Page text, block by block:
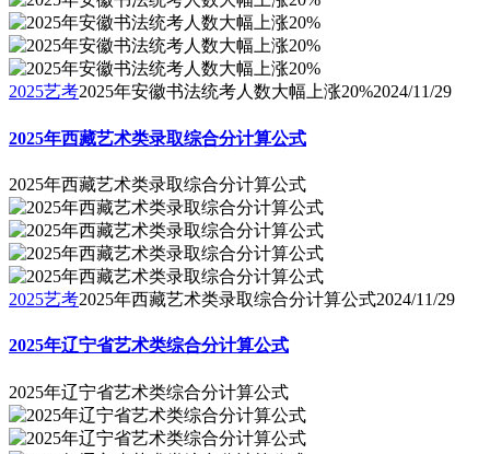
2025艺考2025年安徽书法统考人数大幅上涨20%2024/11/29
2025年西藏艺术类录取综合分计算公式
2025年西藏艺术类录取综合分计算公式
2025艺考2025年西藏艺术类录取综合分计算公式2024/11/29
2025年辽宁省艺术类综合分计算公式
2025年辽宁省艺术类综合分计算公式